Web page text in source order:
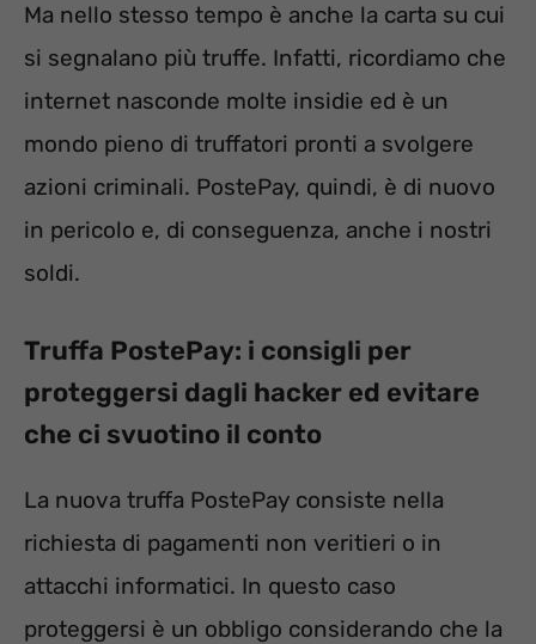
Ma nello stesso tempo è anche la carta su cui
si segnalano più truffe. Infatti, ricordiamo che
internet nasconde molte insidie ed è un
mondo pieno di truffatori pronti a svolgere
azioni criminali. PostePay, quindi, è di nuovo
in pericolo e, di conseguenza, anche i nostri
soldi.
Truffa PostePay: i consigli per
proteggersi dagli hacker ed evitare
che ci svuotino il conto
La nuova truffa PostePay consiste nella
richiesta di pagamenti non veritieri o in
attacchi informatici. In questo caso
proteggersi è un obbligo considerando che la